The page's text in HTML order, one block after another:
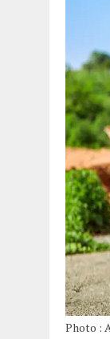
Photo :